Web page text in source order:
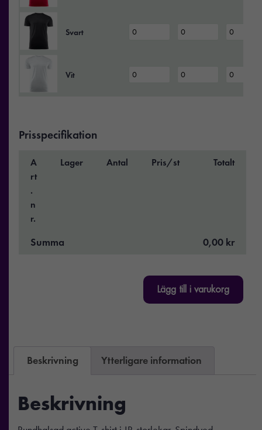
Svart
Vit
Prisspecifikation
A
rt
.
n
r.
Lager Antal Pris/st Totalt
Summa 0,00 kr
Lägg till i varukorg
Beskrivning Ytterligare information
Beskrivning